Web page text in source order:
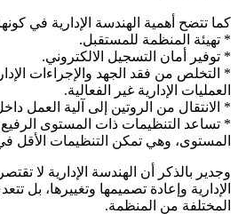
كما تتضح أهمية الهندسة الإدارية في
* تهيئة المنظمة للمستقبل.
* توفير أمان التسجيل الالكتروني.
* التخلص من فقد الجهد والإجراءات
العمليات الإدارية غير الفعالية.
* الانتقال من الروتين إلى آلية العمل
* تساعد التنظيمات ذات المستوى
المستوى، وهي تمكن التنظيمات الأقل
وجدير بالذكر أن الهندسة الإدارية لا
الإدارية وإعادة تصميمها وتغييرها، بل
المختلفة من المنظمة.